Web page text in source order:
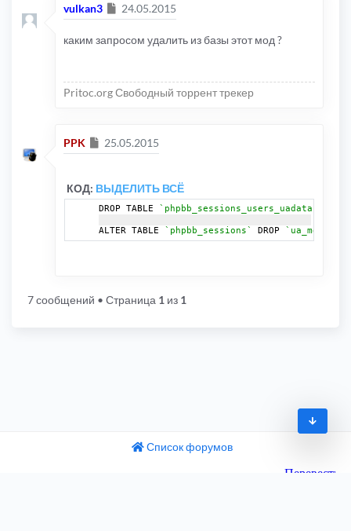
vulkan3 Сообщение
24.05.2015
каким запросом удалить из базы этот мод ?
Pritoc.org Свободный торрент трекер
PPK Сообщение
25.05.2015
КОД: ВЫДЕЛИТЬ ВСЁ
DROP TABLE `phpbb_sessions_users_uadata`
ALTER TABLE `phpbb_sessions` DROP
7 сообщений • Страница 1 из 1
Список форумов